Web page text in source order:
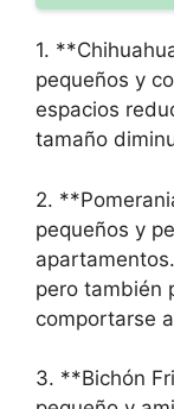
1.
pequeños y
espacios
tamaño
2.
pequeños y
pero también
comportarse
3. **Bichón